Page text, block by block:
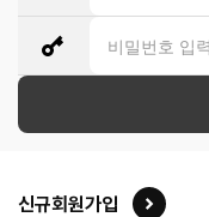
신규회원가입